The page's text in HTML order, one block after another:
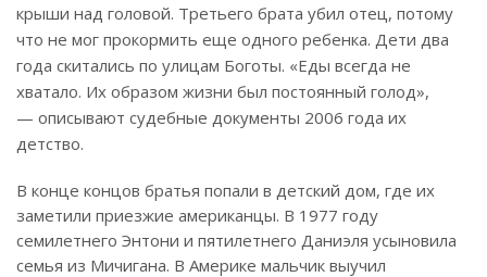
крыши над головой. Третьего брата убил отец, потому
что не мог прокормить еще одного ребенка. Дети два
года скитались по улицам Боготы. «Еды всегда не
хватало. Их образом жизни был постоянный голод»,
— описывают судебные документы 2006 года их
детство.
В конце концов братья попали в детский дом, где их
заметили приезжие американцы. В 1977 году
семилетнего Энтони и пятилетнего Даниэля усыновила
семья из Мичигана. В Америке мальчик выучил